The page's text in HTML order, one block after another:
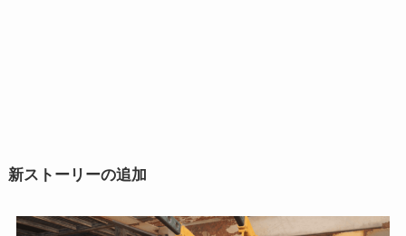
新ストーリーの追加